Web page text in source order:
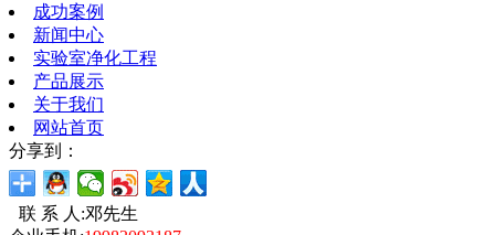
成功案例
新闻中心
实验室净化工程
产品展示
关于我们
网站首页
分享到：
联 系 人:邓先生